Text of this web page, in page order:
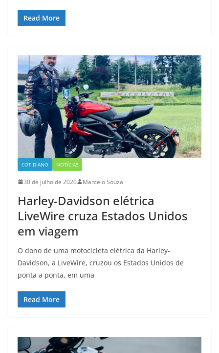
Read More
COTIDIANO NOTÍCIAS
30 de julho de 2020 Marcelo Souza
Harley-Davidson elétrica
LiveWire cruza Estados Unidos
em viagem
O dono de uma motocicleta elétrica da Harley-
Davidson, a LiveWire, cruzou os Estados Unidos de
ponta a ponta, em uma
Read More